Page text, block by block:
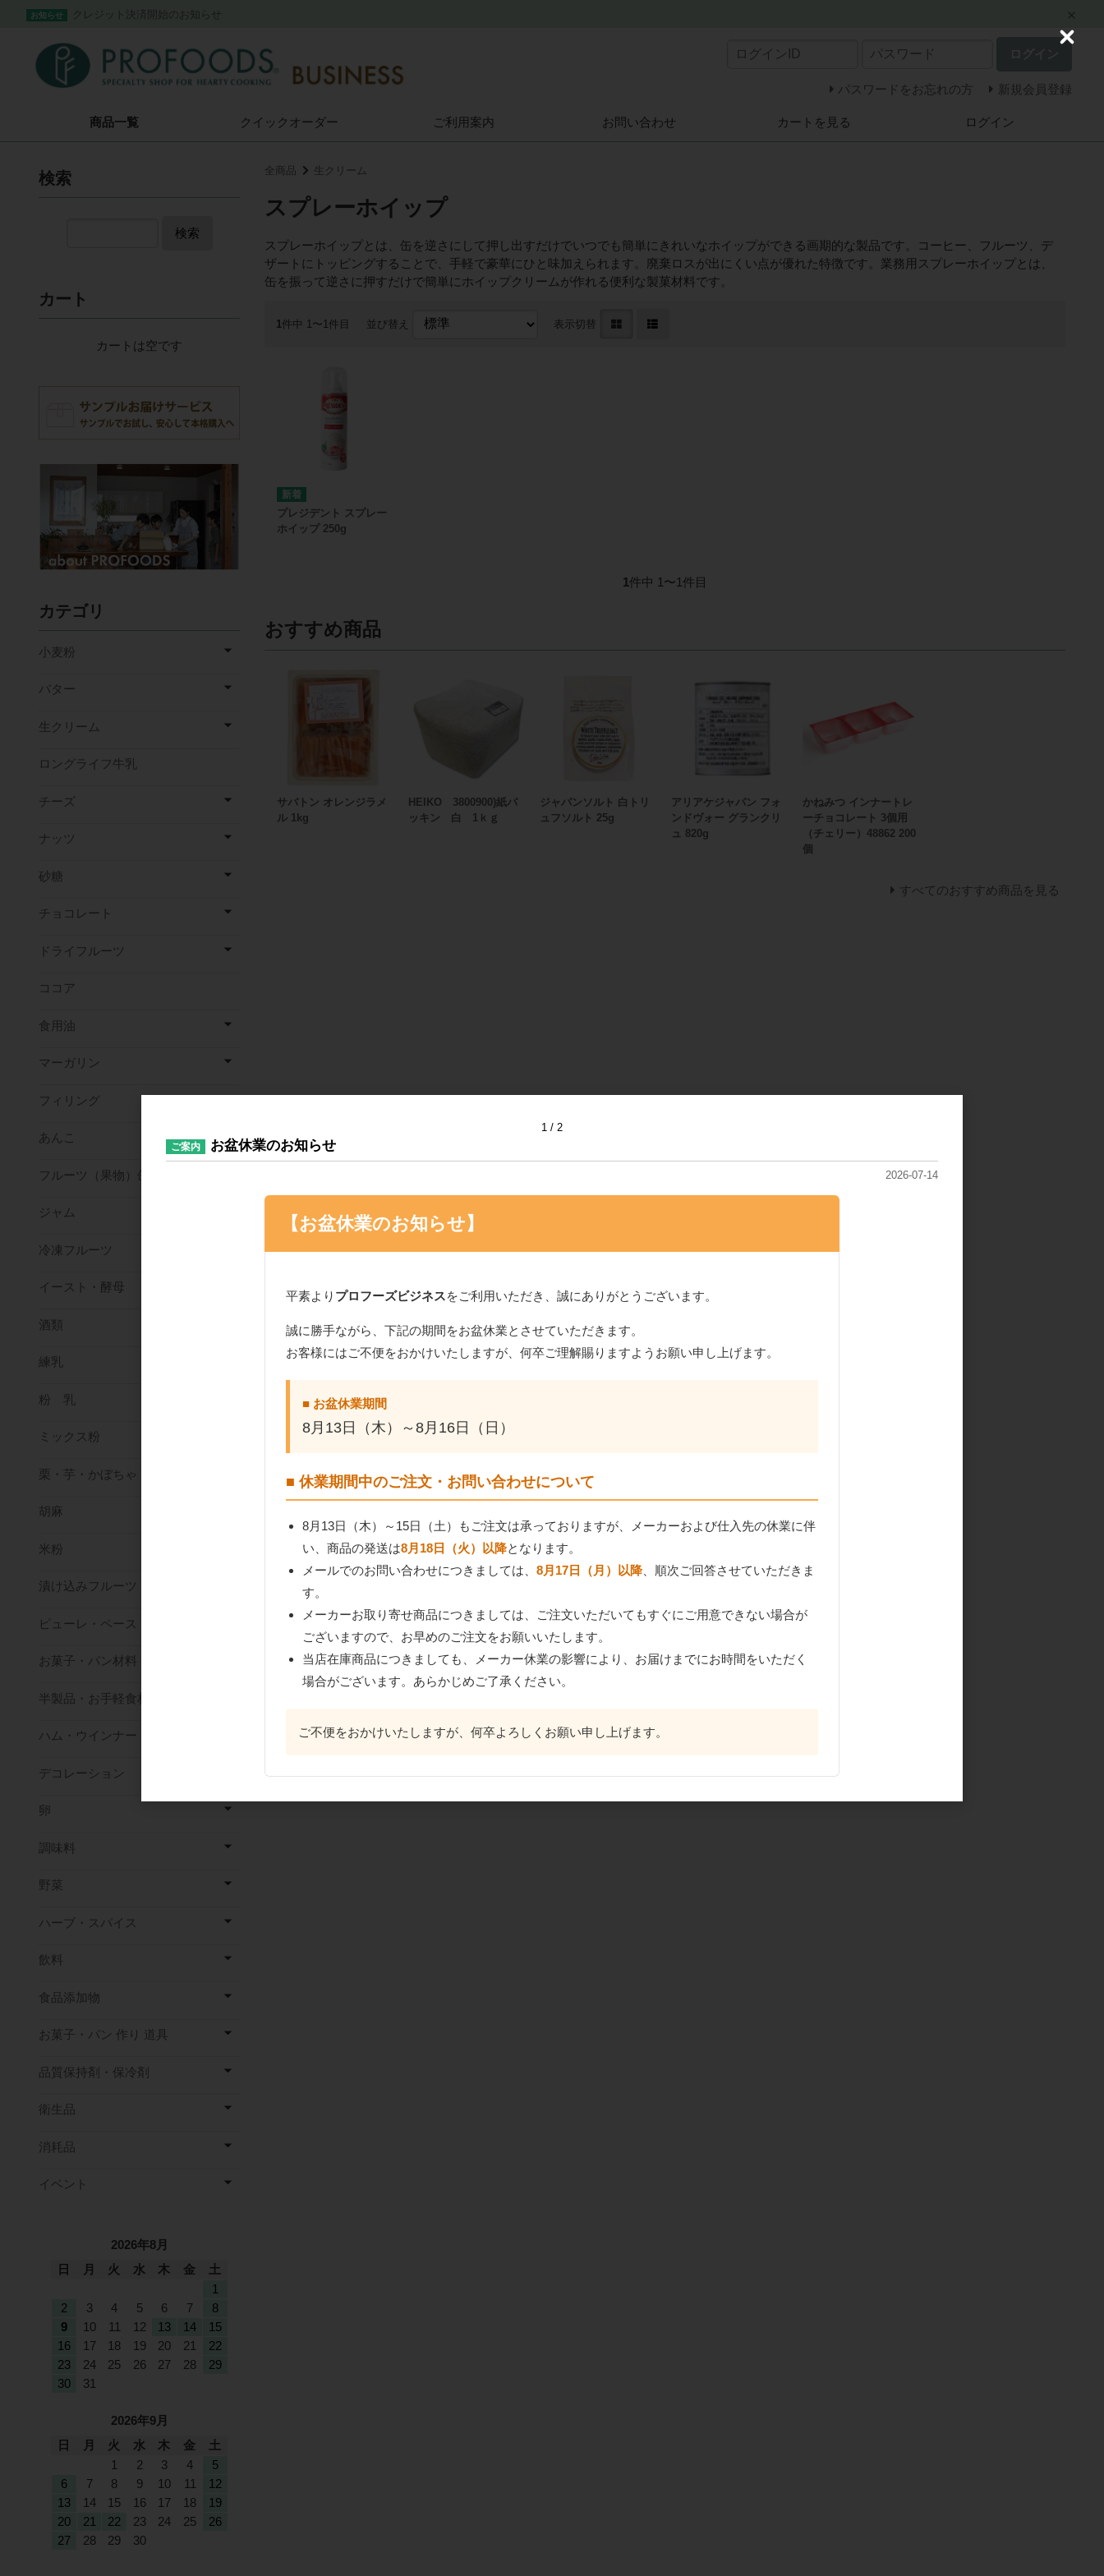
お知らせ クレジット決済開始のお知らせ
パスワードをお忘れの方 新規会員登録
商品一覧 クイック オーダー ご利用案内 お問い合わせ カートを見る ログイン
全商品 生クリーム
スプレーホイップ
スプレーホイップとは、缶を逆さにして押し出すだけでいつでも簡単にきれいなホイップができる画期的な製品です。コーヒー、フルーツ、デ
ザートにトッピングすることで、手軽で豪華にひと味加えられます。廃棄ロスが出にくい点が優れた特徴です。業務用スプレーホイップとは、
缶を振って逆さに押すだけで簡単にホイップクリームが作れる便利な製菓材料です。
1件中 1〜1件目 並び替え 表示切替
プレジデント スプレー
ホイップ 250g
1件中 1〜1件目
おすすめ商品
サバトン オレンジラメ
ル 1kg
HEIKO 3800900)紙パ
ッキン 白 1ｋｇ
ジャパンソルト 白トリ
ュフソルト 25g
アリアケジャパン フォ
ンドヴォー グランクリ
ュ 820g
かねみつ インナートレ
ーチョコレート 3個用
（チェリー）48862 200
個
すべてのおすすめ商品を見る
検索
検索
カート
カートは空です
カテゴリ
小麦粉
バター
生クリーム
ロングライフ牛乳
チーズ
ナッツ
砂糖
チョコレート
ドライフルーツ
ココア
食用油
マーガリン
フィリング
あんこ
フルーツ（果物）缶詰
ジャム
冷凍フルーツ
イースト・酵母
酒類
練乳
粉 乳
ミックス粉
栗・芋・かぼちゃ
胡麻
米粉
漬け込みフルーツ
ピューレ・ペースト
お菓子・パン材料
半製品・お手軽食材
ハム・ウインナー
デコレーション
卵
調味料
野菜
ハーブ・スパイス
飲料
食品添加物
お菓子・パン 作り 道具
品質保持剤・保冷剤
衛生品
消耗品
イベント
2026年8月
日
月 火 水 木 金
土
1
2
3 4 5 6 7
8
9
10 11 12 13 14
15
16
17 18 19 20 21
22
23
24 25 26 27 28
29
30
31
2026年9月
日
月 火 水 木 金
土
1
2 3 4
5
6
7 8 9 10 11
12
13
14 15 16 17 18
19
20
21 22 23 24 25
26
27
28 29 30
1 2
ご案内 お盆休業のお知らせ
2026-07-14
【お盆休業のお知らせ】
平素より プロフーズビジネスをご利用いただき、誠にありがとうございます。
誠に勝手ながら、下記の期間をお盆休業とさせていただきます。
お客様にはご不便をおかけいたしますが、何卒ご理解賜りますようお願い申し上げます。
■ お盆休業期間
8月13日（木）～8月16日（日）
■ 休業期間中のご注文・お問い合わせについて
8月13日（木）～15日（土）もご注文は承っておりますが、メーカーおよび仕入先の休業に伴
い、商品の発送は8月18日（火）以降となります。
メールでのお問い合わせにつきましては、 8月17日（月）以降、順次ご回答させていただきま
す。
メーカーお取り寄せ商品につきましては、ご注文いただいてもすぐにご用意できない場合が
ございますので、お早めのご注文をお願いいたします。
当店在庫商品につきましても、メーカー休業の影響により、お届けまでにお時間をいただく
場合がございます。あらかじめご了承ください。
ご不便をおかけいたしますが、何卒よろしくお願い申し上げます。
C
s
e